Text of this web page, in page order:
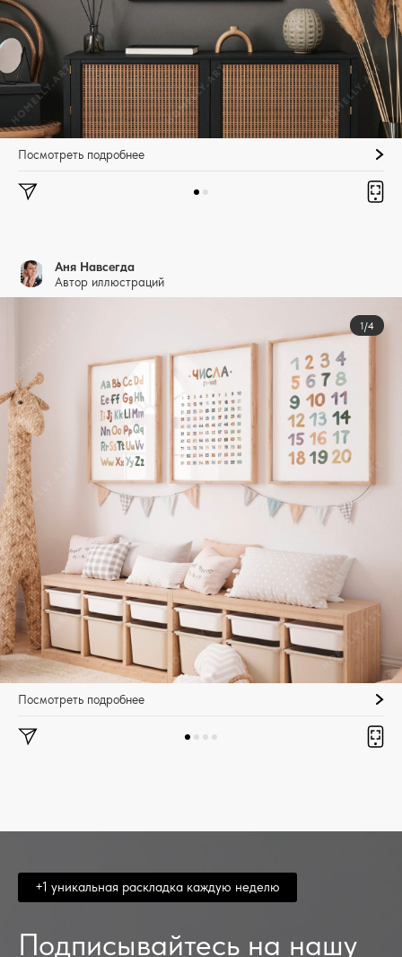
Посмотреть подробнее
Аня Навсегда
Автор иллюстраций
1/4
Посмотреть подробнее
+1 уникальная раскладка каждую неделю
Подписывайтесь на нашу